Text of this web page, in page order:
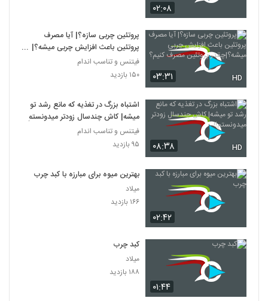
۰۲:۰۸
۰۳:۳۱ HD
پروتئین چربی سازه؟| آیا مصرف
پروتئین باعث افزایش چربی میشه؟|
چقدر پروتئین مصرف کنیم؟
فیتنس و تناسب اندام
۱۵۰ بازدید
۰۸:۳۸ HD
اشتباه بزرگ در تغذیه که مانع رشد تو
میشه| کاش چندسال زودتر میدونستم!!
فیتنس و تناسب اندام
۹۵ بازدید
۰۲:۴۲
بهترین میوه برای مبارزه با کبد چرب
میلاد
۱۶۶ بازدید
۰۱:۴۴
کبد چرب
میلاد
۱۸۸ بازدید